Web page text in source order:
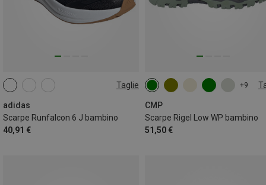
Taglie
adidas
Scarpe Runfalcon 6 J bambino
40,91 €
+9
CMP
Scarpe Rigel Low WP bambino
51,50 €